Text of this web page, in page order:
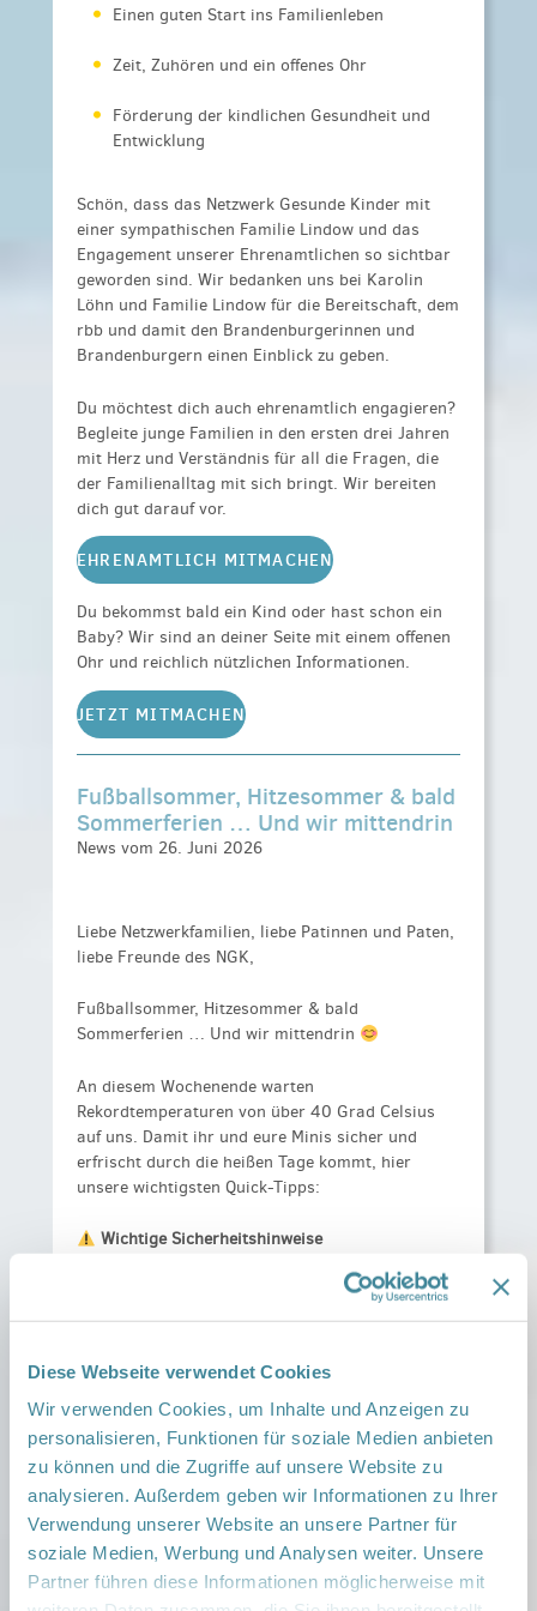
Diese Webseite verwendet Cookies
Wir verwenden Cookies, um Inhalte und Anzeigen zu
personalisieren, Funktionen für soziale Medien anbieten
zu können und die Zugriffe auf unsere Website zu
analysieren. Außerdem geben wir Informationen zu Ihrer
Verwendung unserer Website an unsere Partner für
soziale Medien, Werbung und Analysen weiter. Unsere
Partner führen diese Informationen möglicherweise mit
Einen guten Start ins Familienleben
Zeit, Zuhören und ein offenes Ohr
Förderung der kindlichen Gesundheit und
Entwicklung
Schön, dass das Netzwerk Gesunde Kinder mit
einer sympathischen Familie Lindow und das
Engagement unserer Ehrenamtlichen so sichtbar
geworden sind. Wir bedanken uns bei Karolin
Löhn und Familie Lindow für die Bereitschaft, dem
rbb und damit den Brandenburgerinnen und
Brandenburgern einen Einblick zu geben.
Du möchtest dich auch ehrenamtlich engagieren?
Begleite junge Familien in den ersten drei Jahren
mit Herz und Verständnis für all die Fragen, die
der Familienalltag mit sich bringt. Wir bereiten
dich gut darauf vor.
EHRENAMTLICH MITMACHEN
Du bekommst bald ein Kind oder hast schon ein
Baby? Wir sind an deiner Seite mit einem offenen
Ohr und reichlich nützlichen Informationen.
JETZT MITMACHEN
Fußballsommer, Hitzesommer & bald
Sommerferien … Und wir mittendrin
News vom 26. Juni 2026
Liebe Netzwerkfamilien, liebe Patinnen und Paten,
liebe Freunde des NGK,
Fußballsommer, Hitzesommer & bald
Sommerferien … Und wir mittendrin
An diesem Wochenende warten
Rekordtemperaturen von über 40 Grad Celsius
auf uns. Damit ihr und eure Minis sicher und
erfrischt durch die heißen Tage kommt, hier
unsere wichtigsten Quick-Tipps:
Wichtige Sicherheitshinweise
Vollstill- und Pre-Babys brauchen
kein extra Wasser, aber häufiger die
wieder Wasser anbieten.
Kinderwagen-Falle: Hängt niemals Tücher
über den Kinderwagen! Darunter entsteht
sofort ein lebensgefährlicher Hitzestau.
Nutzt Sonnensegel.
Sonnenschutz:Babys unter einem Jahr
gehören gar nicht in die direkte Sonne.
Nutzt schattige Plätze, UV-Kleidung und